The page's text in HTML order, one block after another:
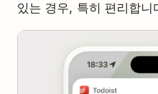
있는 경우, 특히 편리합니